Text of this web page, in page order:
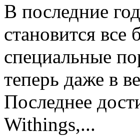
В последние
становится все
специальные
теперь даже в
Последнее
Withings,...